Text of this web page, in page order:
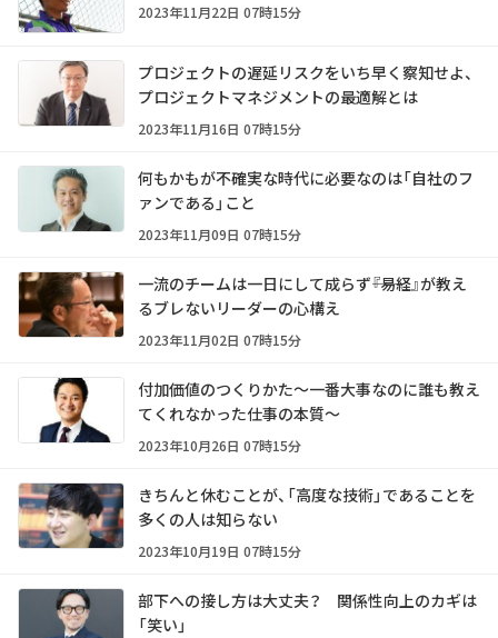
2023年11月22日 07時15分
プロジェクトの遅延リスクをいち早く察知せよ、
プロジェクトマネジメントの最適解とは
2023年11月16日 07時15分
何もかもが不確実な時代に必要なのは「自社のフ
ァンである」こと
2023年11月09日 07時15分
一流のチームは一日にして成らず――『易経』が教え
るブレないリーダーの心構え
2023年11月02日 07時15分
付加価値のつくりかた～一番大事なのに誰も教え
てくれなかった仕事の本質～
2023年10月26日 07時15分
きちんと休むことが、「高度な技術」であることを
多くの人は知らない
2023年10月19日 07時15分
部下への接し方は大丈夫？ 関係性向上のカギは
「笑い」